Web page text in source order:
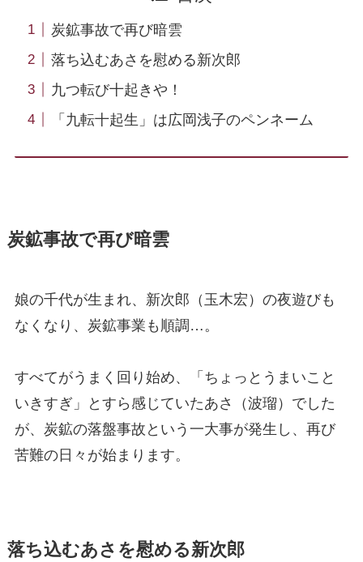
炭鉱事故で再び暗雲
落ち込むあさを慰める新次郎
九つ転び十起きや！
「九転十起生」は広岡浅子のペンネーム
炭鉱事故で再び暗雲
娘の千代が生まれ、新次郎（玉木宏）の夜遊びも
なくなり、炭鉱事業も順調…。
すべてがうまく回り始め、「ちょっとうまいこと
いきすぎ」とすら感じていたあさ（波瑠）でした
が、炭鉱の落盤事故という一大事が発生し、再び
苦難の日々が始まります。
落ち込むあさを慰める新次郎